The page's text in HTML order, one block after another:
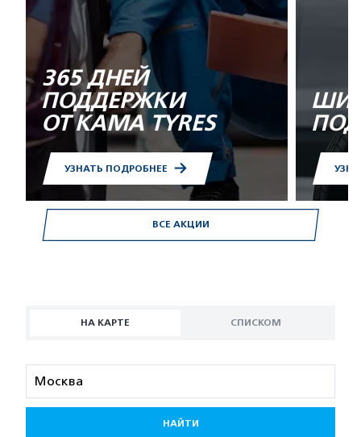
ВСЕ АКЦИИ
365 ДНЕЙ
ПОДДЕРЖКИ
ОТ KAMA TYRES
УЗНАТЬ ПОДРОБНЕЕ
НА КАРТЕ СПИСКОМ
НАЙТИ